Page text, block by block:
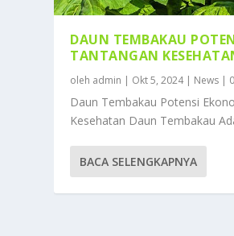
DAUN TEMBAKAU
TANTANGAN
oleh admin Okt 5, 2024| News
Daun Tembakau Potensi
Kesehatan Daun Tembakau
BACA SELENGKAPNYA